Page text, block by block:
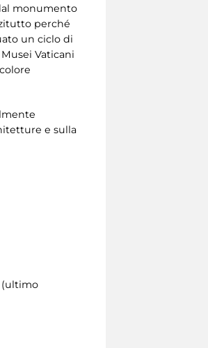
monumento
perché
un ciclo di
Vaticani
e sulla
(ultimo